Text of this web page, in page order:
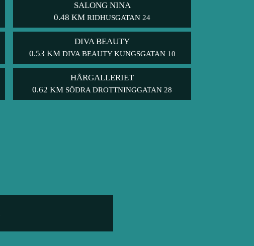
SALONG NINA
0.48 KM RIDHUSGATAN 24
DIVA BEAUTY
0.53 KM DIVA BEAUTY KUNGSGATAN 10
HÅRGALLERIET
0.62 KM SÖDRA DROTTNINGGATAN 28